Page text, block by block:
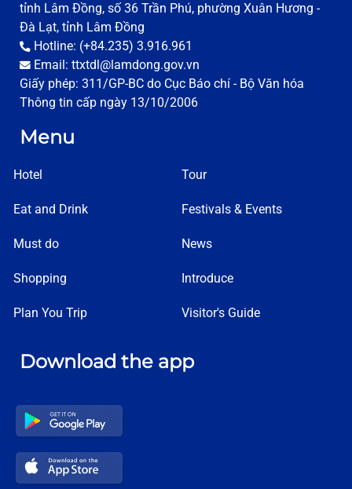
tỉnh Lâm Đồng, số 36 Trần Phú, phường Xuân Hương -
Đà Lạt, tỉnh Lâm Đồng
Hotline: (+84.235) 3.916.961
Email: ttxtdl@lamdong.gov.vn
Giấy phép: 311/GP-BC do Cục Báo chí - Bộ Văn hóa
Thông tin cấp ngày 13/10/2006
Menu
Hotel
Eat and Drink
Must do
Shopping
Plan You Trip
Tour
Festivals & Events
News
Introduce
Visitor's Guide
Download the app